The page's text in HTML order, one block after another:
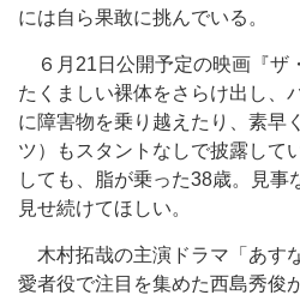
には自ら果敢に挑んでいる。
６月21日公開予定の映画『ザ
たくましい裸体をさらけ出し、
に障害物を乗り越えたり、素早
ツ）もスタントなしで披露して
しても、脂が乗った38歳。見事
見せ続けてほしい。
木村拓哉の主演ドラマ「あす
愛者役で注目を集めた西島秀俊